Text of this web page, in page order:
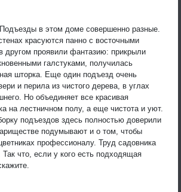
в этом доме совершенно разные.
красуются панно с восточными
другом проявили фантазию: прикрыли
галстуками, получилась
шторка. Еще один подъезд очень
и перила из чистого дерева, в углах
Но объединяет все красивая
на лестничном полу, а еще чистота и уют.
подъездов здесь полностью доверили
подумывают и о том, чтобы
профессионалу. Труд садовника
Так что, если у кого есть подходящая